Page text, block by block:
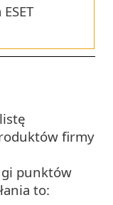
firmy
punktów
to: